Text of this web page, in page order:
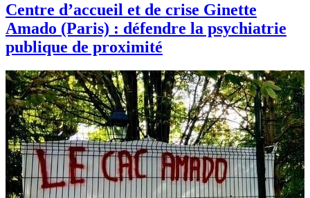
Centre d’accueil et de crise Ginette
Amado (Paris) : défendre la psychiatrie
publique de proximité